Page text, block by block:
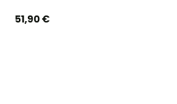
51,90 €